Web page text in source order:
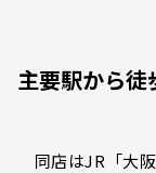
主要駅から
同店はJR「大